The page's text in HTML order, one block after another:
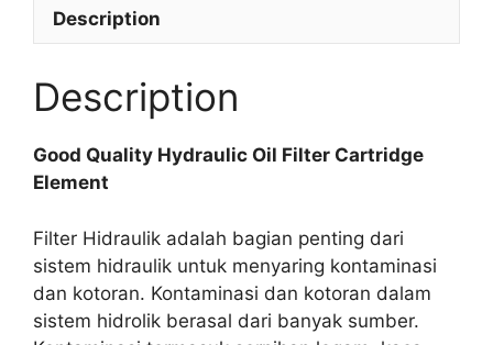
Description
Description
Good Quality Hydraulic Oil Filter Cartridge
Element
Filter Hidraulik adalah bagian penting dari
sistem hidraulik untuk menyaring kontaminasi
dan kotoran. Kontaminasi dan kotoran dalam
sistem hidrolik berasal dari banyak sumber.